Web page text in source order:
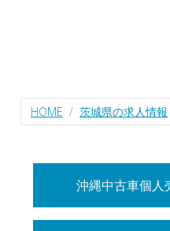
HOME 茨城県の求人情報
沖縄中古車個人